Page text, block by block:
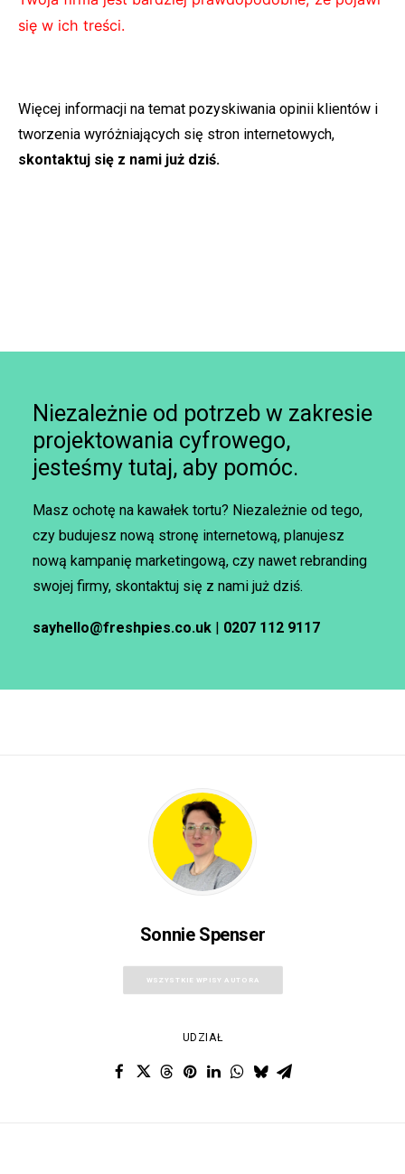
się w ich treści.
Więcej informacji na temat pozyskiwania opinii klientów i
tworzenia wyróżniających się stron internetowych,
skontaktuj się z nami już dziś.
Niezależnie od potrzeb w zakresie
projektowania cyfrowego,
jesteśmy tutaj, aby pomóc.
Masz ochotę na kawałek tortu? Niezależnie od tego,
czy budujesz nową stronę internetową, planujesz
nową kampanię marketingową, czy nawet rebranding
swojej firmy, skontaktuj się z nami już dziś.
sayhello@freshpies.co.uk | 0207 112 9117
Sonnie Spenser
WSZYSTKIE WPISY AUTORA
UDZIAŁ